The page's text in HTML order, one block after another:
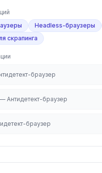
Headless-браузеры
скрапинга
браузер
— Антидетект-браузер
браузер